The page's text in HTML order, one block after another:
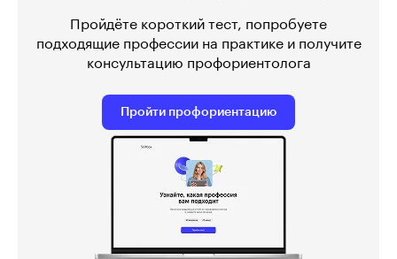
Пройдёте короткий тест, попробуете
подходящие профессии на практике и получите
консультацию профориентолога
Пройти профориентацию